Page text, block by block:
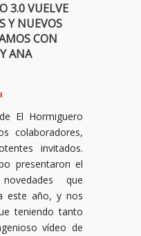
3.0 VUELVE
Y NUEVOS
CON
ANA
El Hormiguero
colaboradores,
invitados.
presentaron el
que
este año, y nos
teniendo tanto
vídeo de